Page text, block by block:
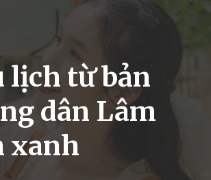
lịch từ bản
dân Lâm
xanh